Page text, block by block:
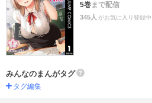
5巻まで配信
345人 がお気に入り登録中
みんなのまんがタグ
タグ編集